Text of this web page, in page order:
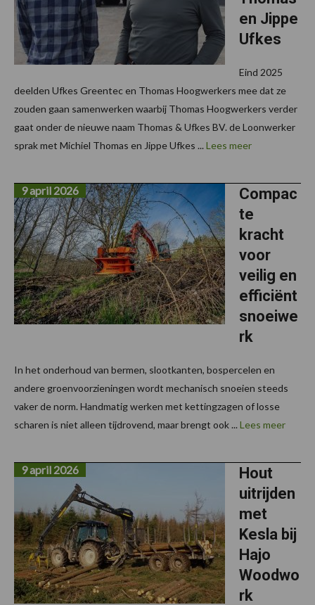
en Jippe
Ufkes
Eind 2025
deelden Ufkes Greentec en Thomas Hoogwerkers mee dat ze
zouden gaan samenwerken waarbij Thomas Hoogwerkers verder
gaat onder de nieuwe naam Thomas & Ufkes BV. de Loonwerker
sprak met Michiel Thomas en Jippe Ufkes ... Lees meer
Compac
te
kracht
voor
veilig en
efficiënt
snoeiwe
rk
9 april 2026
In het onderhoud van bermen, slootkanten, bospercelen en
andere groenvoorzieningen wordt mechanisch snoeien steeds
vaker de norm. Handmatig werken met kettingzagen of losse
scharen is niet alleen tijdrovend, maar brengt ook ... Lees meer
Hout
uitrijden
met
Kesla bij
Hajo
Woodwo
rk
9 april 2026